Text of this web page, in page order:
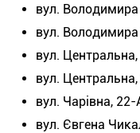
вул.
вул.
вул.
вул.
вул. Чарівна, 22-
вул. Євгена